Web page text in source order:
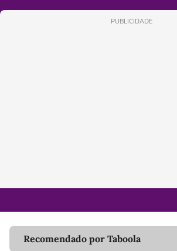
PUBLICIDADE
Recomendado por Taboola